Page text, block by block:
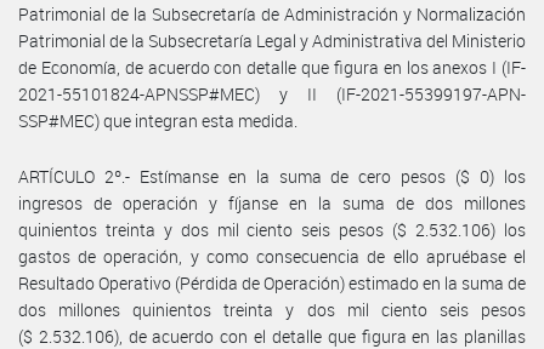
Patrimonial de la Subsecretaría de Administración y Normalización
Patrimonial de la Subsecretaría Legal y Administrativa del Ministerio
de Economía, de acuerdo con detalle que figura en los anexos I (IF-
2021-55101824-APNSSP#MEC) y II (IF-2021-55399197-APN-
SSP#MEC) que integran esta medida.
ARTÍCULO 2º.- Estímanse en la suma de cero pesos ($ 0) los
ingresos de operación y fíjanse en la suma de dos millones
quinientos treinta y dos mil ciento seis pesos ($ 2.532.106) los
gastos de operación, y como consecuencia de ello apruébase el
Resultado Operativo (Pérdida de Operación) estimado en la suma de
dos millones quinientos treinta y dos mil ciento seis pesos
($ 2.532.106), de acuerdo con el detalle que figura en las planillas